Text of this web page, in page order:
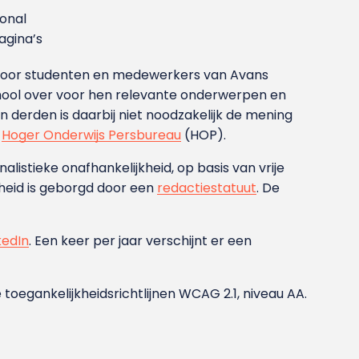
studenten en medewerkers van Avans
over voor hen relevante onderwerpen en
is daarbij niet noodzakelijk de mening
Hoger Onderwijs Persbureau (HOP).
onafhankelijkheid, op basis van vrije
is geborgd door een redactiestatuut. De
. Een keer per jaar verschijnt er een
WCAG 2.1, niveau AA.